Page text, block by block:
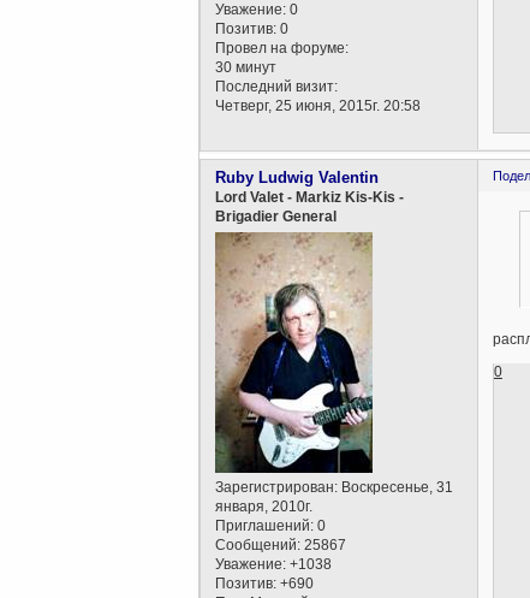
Уважение: 0
Позитив: 0
Провел на форуме:
30 минут
Последний визит:
Четверг, 25 июня, 2015г. 20:58
Ruby Ludwig Valentin
Lord Valet - Markiz Kis-Kis -
Brigadier General
Зарегистрирован: Воскресенье, 31
января, 2010г.
Приглашений: 0
Сообщений: 25867
Уважение: +1038
Позитив: +690
0